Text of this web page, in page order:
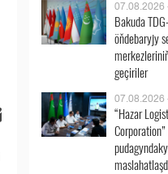
07.08.2026
Bakuda
öňdebaryjy
geçiriler
07.08.2026
“Hazar